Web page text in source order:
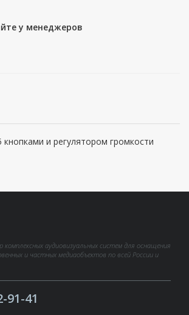
у менеджеров
кнопками и регулятором громкости
аудиовизуальных систем для оснащения
и частных медиаобъектов по всей России и
91-41